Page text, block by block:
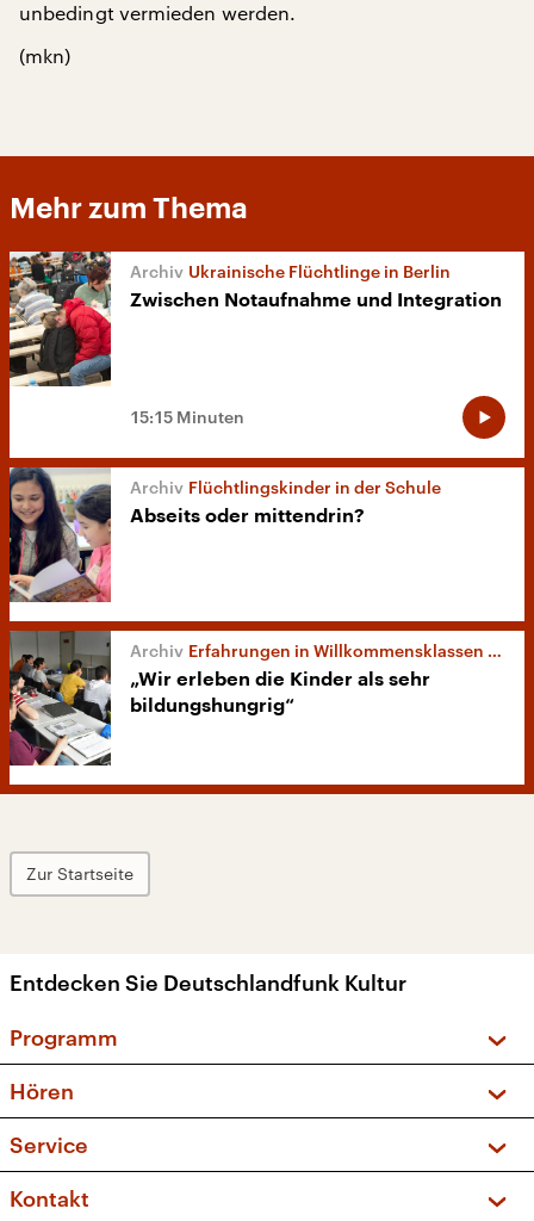
unbedingt vermieden werden.
(mkn)
Mehr zum Thema
Ukrainische Flüchtlinge in Berlin
Zwischen Notaufnahme und Integration
15:15 Minuten
Flüchtlingskinder in der Schule
Abseits oder mittendrin?
Erfahrungen in Willkommensklassen in NRW
„Wir erleben die Kinder als sehr
bildungshungrig“
Zur Startseite
Entdecken Sie Deutschlandfunk Kultur
Programm
Sendungen und Podcasts
Musikliste
Kakadu – Das Kinderprogramm
Hören
Frequenzen (UKW + DAB+)
Service
FAQ
Kontakt